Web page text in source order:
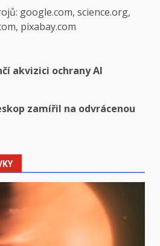
google.com, science.org,
pixabay.com
akvizici ochrany AI
zamířil na odvrácenou